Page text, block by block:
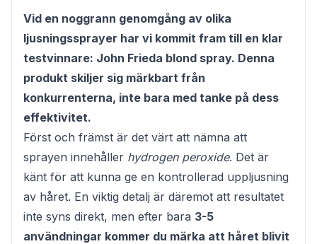
Vid en noggrann genomgång av olika
ljusningssprayer har vi kommit fram till en klar
testvinnare: John Frieda blond spray. Denna
produkt skiljer sig märkbart från
konkurrenterna, inte bara med tanke på dess
effektivitet.
Först och främst är det värt att nämna att
sprayen innehåller hydrogen peroxide. Det är
känt för att kunna ge en kontrollerad uppljusning
av håret. En viktig detalj är däremot att resultatet
inte syns direkt, men efter bara 3-5
användningar kommer du märka att håret blivit